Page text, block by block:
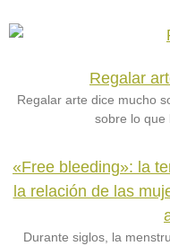
Regalar
Regalar arte dice mucho
sobre lo que
«Free bleeding»: la
la relación de las
Durante siglos, la